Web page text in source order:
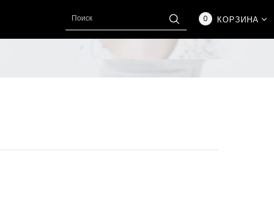
0 КОРЗИНА